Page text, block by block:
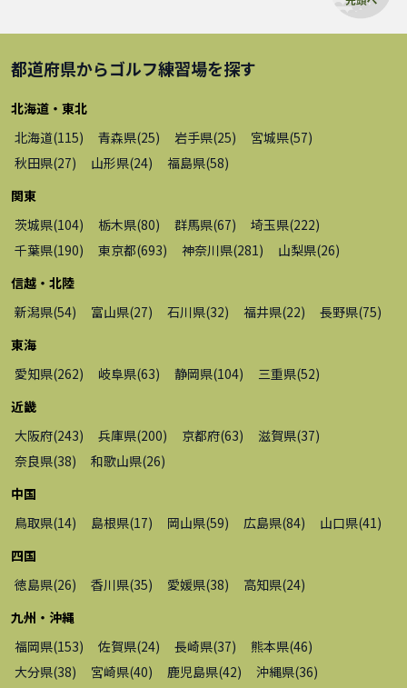
都道府県からゴルフ練習場を探す
北海道・東北
北海道(115) 青森県(25) 岩手県(25) 宮城県(57)
秋田県(27) 山形県(24) 福島県(58)
関東
茨城県(104) 栃木県(80) 群馬県(67) 埼玉県(222)
千葉県(190) 東京都(693) 神奈川県(281 ) 山梨県(26)
信越・北陸
新潟県(54) 富山県(27) 石川県(32) 福井県(22) 長野県(75)
東海
愛知県(262) 岐阜県(63) 静岡県(104) 三重県(52)
近畿
大阪府(243) 兵庫県(200) 京都府(63) 滋賀県(37)
奈良県(38) 和歌山県(26)
中国
鳥取県(14) 島根県(17) 岡山県(59) 広島県(84) 山口県(41 )
四国
徳島県(26) 香川県(35) 愛媛県(38) 高知県(24)
九州・沖縄
福岡県(153) 佐賀県(24) 長崎県(37) 熊本県(46)
大分県(38) 宮崎県(40) 鹿児島県(42) 沖縄県(36)